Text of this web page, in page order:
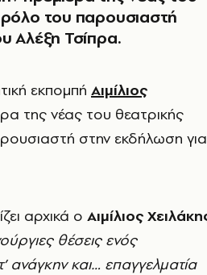
του παρουσιαστή
Αλέξη Τσίπρα.
εκπομπή Αιμίλιος
της νέας του θεατρικής
στην εκδήλωση για
αρχικά ο Αιμίλιος
θέσεις ενός
ανάγκην και… επαγγελματία